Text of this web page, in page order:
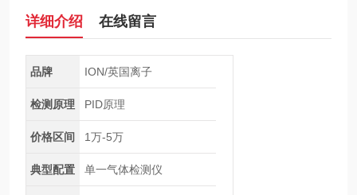
详细介绍 在线留言
品牌 ION/英国离子
检测原理 PID原理
价格区间 1万-5万
典型配置 单一气体检测仪